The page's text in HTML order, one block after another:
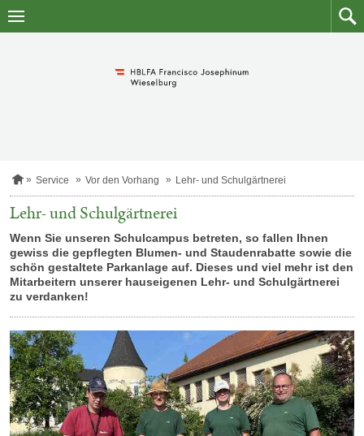
Zum
Zum
S
a
r
s
e
i
e
Service Vor den Vorhang Lehr- und Schulgärtnerei
Lehr- und Schulgärtnerei
Wenn Sie unseren Schulcampus betreten, so fallen Ihnen
gewiss die gepflegten Blumen- und Staudenrabatte sowie die
schön gestaltete Parkanlage auf. Dieses und viel mehr ist den
Mitarbeitern unserer hauseigenen Lehr- und Schulgärtnerei
zu verdanken!